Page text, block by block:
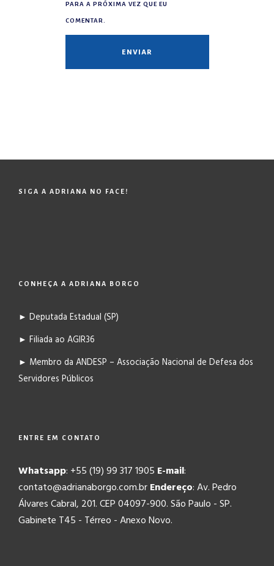
PARA A PRÓXIMA VEZ QUE EU
COMENTAR.
SIGA A ADRIANA NO FACE!
CONHEÇA A ADRIANA BORGO
► Deputada Estadual (SP)
► Filiada ao AGIR36
► Membro da ANDESP – Associação Nacional de Defesa dos
Servidores Públicos
ENTRE EM CONTATO
Whatsapp: +55 (19) 99 317 1905 E-mail:
contato@adrianaborgo.com.brEndereço: Av. Pedro
Álvares Cabral, 201. CEP 04097-900. São Paulo - SP.
Gabinete T45 - Térreo - Anexo Novo.